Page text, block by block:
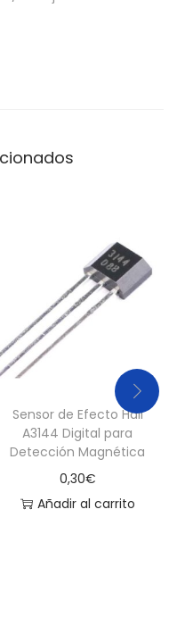
Sensor de Efecto Hall
A3144 Digital para
Detección Magnética
0,30€
Añadir al carrito